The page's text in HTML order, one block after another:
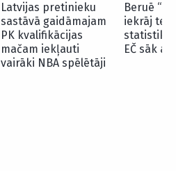
Latvijas pretinieku
sastāvā gaidāmajam
PK kvalifikācijas
mačam iekļauti
vairāki NBA spēlētāji
Beruē
iekrāj
statistiku,
EČ sāk ar